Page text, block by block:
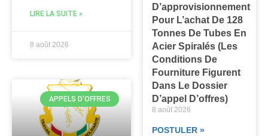
LIRE LA SUITE »
8 août 2026
APPELS D'OFFRES
D’approvisionnement
Pour L’achat De 128
Tonnes De Tubes En
Acier Spiralés (les
Conditions De
Fourniture Figurent
Dans Le Dossier
D’appel D’offres)
8 août 2026
POSTULER »